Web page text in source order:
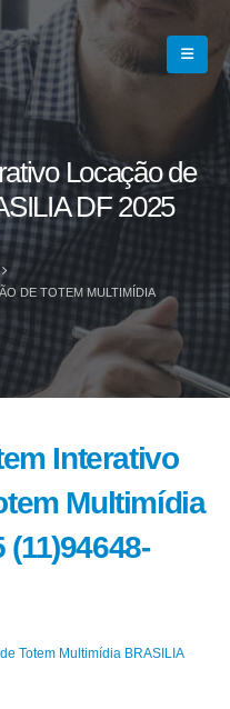
Locação de
DF 2025
DE TOTEM MULTIMÍDIA
Interativo
Multimídia
(11)94648-
Totem Multimídia BRASILIA